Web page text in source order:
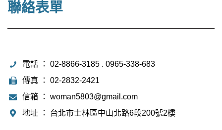
聯絡表單
電話 ： 02-8866-3185 . 0965-338-683
傳真 ： 02-2832-2421
信箱 ：woman5803@gmail.com
地址 ： 台北市士林區中山北路6段200號2樓